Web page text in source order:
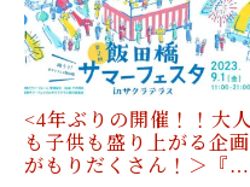
<4年ぶりの開催！！大人
も子供も盛り上がる企画
がもりだくさん！＞『…